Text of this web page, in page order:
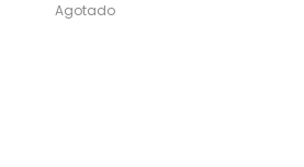
Agotado